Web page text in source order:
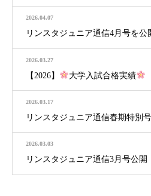
2026.04.07
リンスタジュニア通信4月号を公
2026.03.27
【2026】 大学入試合格実績
2026.03.17
リンスタジュニア通信春期特別
2026.03.03
リンスタジュニア通信3月号公開